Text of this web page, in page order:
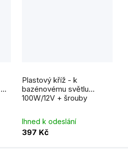
Plastový kříž - k
bazénovému světlu
100W/12V + šrouby
Ihned k odeslání
397 Kč